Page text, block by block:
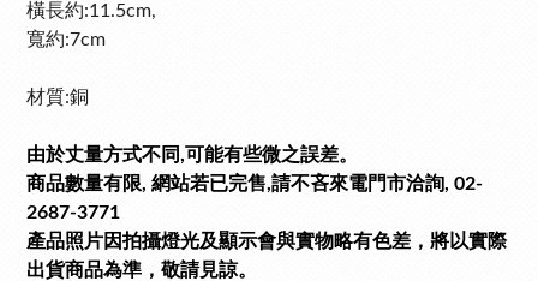
橫長約:11.5cm,
寬約:7cm
材質:銅
由於丈量方式不同,可能有些微之誤差。
商品數量有限, 網站若已完售,請不吝來電門市洽詢, 02-
2687-3771
產品照片因拍攝燈光及顯示會與實物略有色差，將以實際
出貨商品為準，敬請見諒。